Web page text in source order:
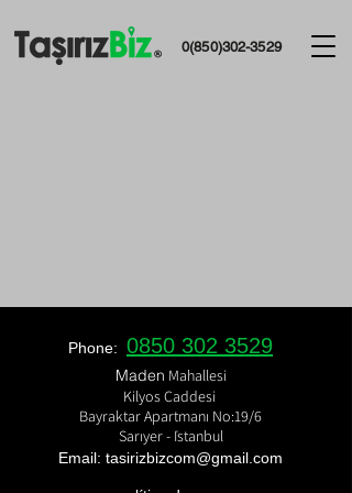
0(850)302-3529
Phone: 0850 302 3529
​Maden Mahallesi
Kilyos Caddesi
Bayraktar Apartmanı No:19/6
Sarıyer - İstanbul
Email: tasirizbizcom@gmail.com